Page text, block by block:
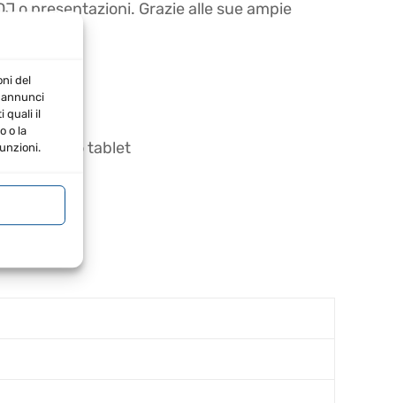
del
quali il
o la
o presentazioni. Grazie alle sue ampie
o tablet